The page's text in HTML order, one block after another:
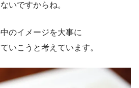
いですからね。
のイメージを大事に
いこうと考えています。